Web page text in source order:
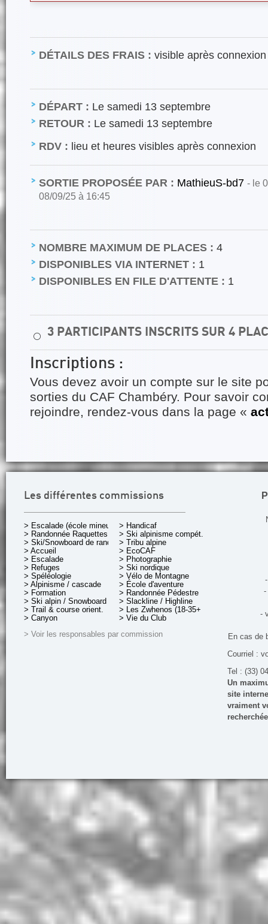
DÉTAILS DES FRAIS : visible après connexion
DÉPART : Le samedi 13 septembre
RETOUR : Le samedi 13 septembre
RDV : lieu et heures visibles après connexion
SORTIE PROPOSÉE PAR : MathieuS-bd7 - le
08/09/25 à 16:45
NOMBRE MAXIMUM DE PLACES : 4
DISPONIBLES VIA INTERNET : 1
DISPONIBLES EN FILE D'ATTENTE : 1
⚪ 3 PARTICIPANTS INSCRITS SUR 4
Inscriptions :
Vous devez avoir un compte sur le site
sorties du CAF Chambéry. Pour savoir
rejoindre, rendez-vous dans la page «
Les différentes commissions
> Escalade (école mineurs)
> Randonnée Raquettes
> Ski/Snowboard de rando.
> Accueil
> Escalade
> Refuges
> Spéléologie
> Alpinisme / cascade
> Formation
> Ski alpin / Snowboard
> Trail & course orient.
> Canyon
> Handicaf
> Ski alpinisme compét.
> Tribu alpine
> EcoCAF
> Photographie
> Ski nordique
> Vélo de Montagne
> École d'aventure
> Randonnée Pédestre
> Slackline / Highline
> Les Zwhenos (18-35+ ans)
> Vie du Club
> Voir les responsables par commission
-
-
En cas de
Courriel :
Tel : (33)
Un
site
vraiment